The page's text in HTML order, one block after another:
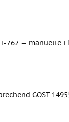
762 — manuelle
GOST